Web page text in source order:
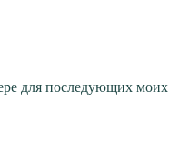
для последующих